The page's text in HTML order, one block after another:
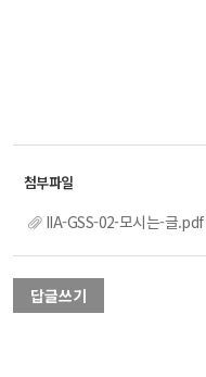
IIA-GSS-02-모시는-글.pdf
답글쓰기